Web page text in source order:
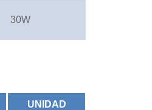
30W
UNIDAD